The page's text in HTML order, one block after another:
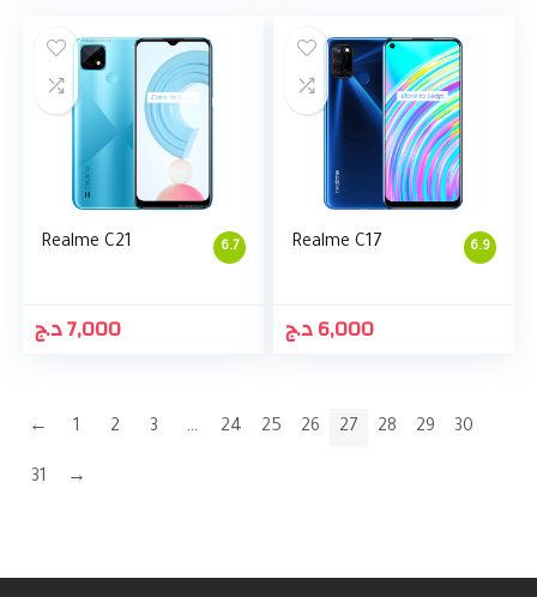
6.7
Realme C21
7,000د.ج
6.9
Realme C17
6,000د.ج
← 1 2 3 … 24 25 26 27 28 29 30
31 →